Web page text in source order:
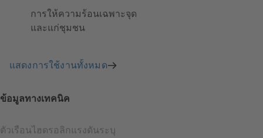
การให้ความร้อนเฉพาะจุด
และแก่ชุมชน
แสดงการใช้งานทั้งหมด
ข้อมูลทางเทคนิค
ตัวเรือนไฮดรอลิกแรงดันระบุ